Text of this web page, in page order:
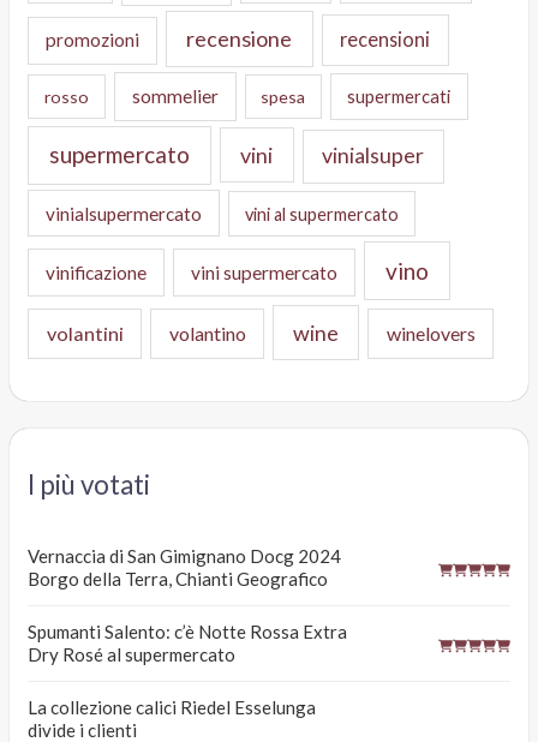
promozioni recensione recensioni
rosso sommelier spesa supermercati
supermercato vini vinialsuper
vinialsupermercato vini al supermercato
vinificazione vini supermercato vino
volantini volantino wine winelovers
I più votati
Vernaccia di San Gimignano Docg 2024
Borgo della Terra, Chianti Geografico
Spumanti Salento: c’è Notte Rossa Extra
Dry Rosé al supermercato
La collezione calici Riedel Esselunga
divide i clienti